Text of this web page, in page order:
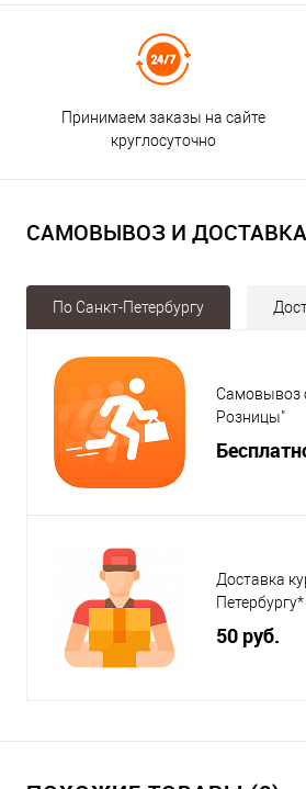
Принимаем заказы на сайте
круглосуточно
САМОВЫВОЗ И ДОСТАВКА
По Санкт-Петербургу
Самовывоз
Розницы"
Доставка
Петербургу*
50 руб.